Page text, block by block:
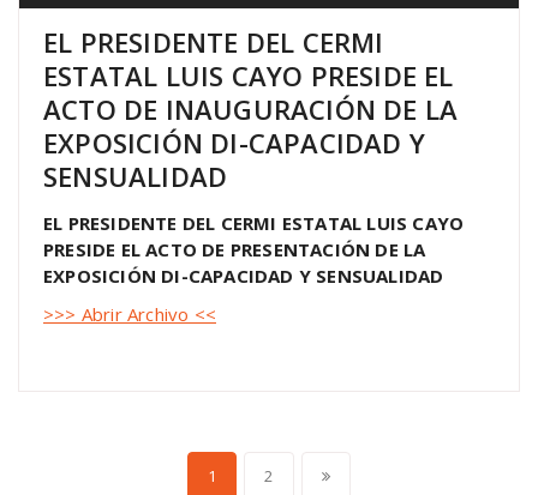
EL PRESIDENTE DEL CERMI
ESTATAL LUIS CAYO PRESIDE EL
ACTO DE INAUGURACIÓN DE LA
EXPOSICIÓN DI-CAPACIDAD Y
SENSUALIDAD
EL PRESIDENTE DEL CERMI ESTATAL LUIS CAYO
PRESIDE EL ACTO DE PRESENTACIÓN DE LA
EXPOSICIÓN DI-CAPACIDAD Y SENSUALIDAD
>>> Abrir Archivo <<
1 2